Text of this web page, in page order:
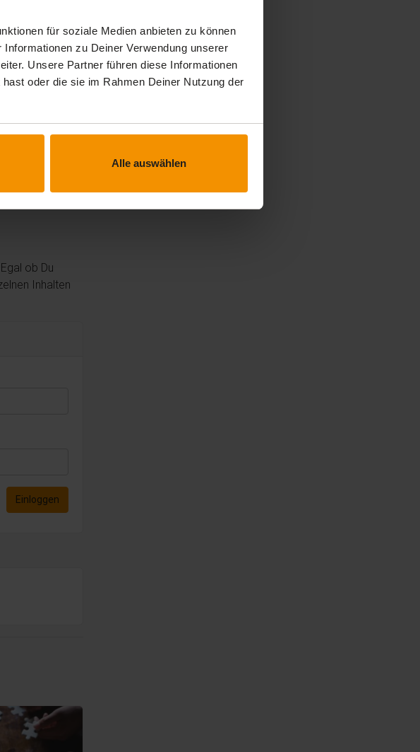
für soziale Medien anbieten zu können
zu Deiner Verwendung unserer
Unsere Partner führen diese Informationen
oder die sie im Rahmen Deiner Nutzung der
Alle auswählen
ob Du
Inhalten
Einloggen